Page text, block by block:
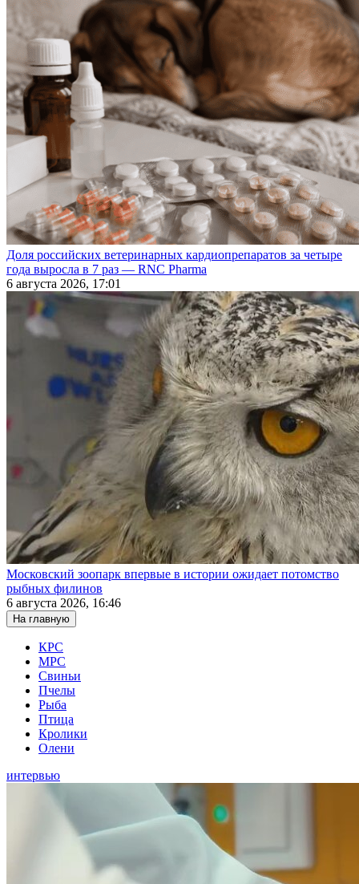
Доля российских ветеринарных кардиопрепаратов за четыре
года выросла в 7 раз — RNC Pharma
6 августа 2026, 17:01
Московский зоопарк впервые в истории ожидает потомство
рыбных филинов
6 августа 2026, 16:46
На главную
КРС
МРС
Свиньи
Пчелы
Рыба
Птица
Кролики
Олени
интервью